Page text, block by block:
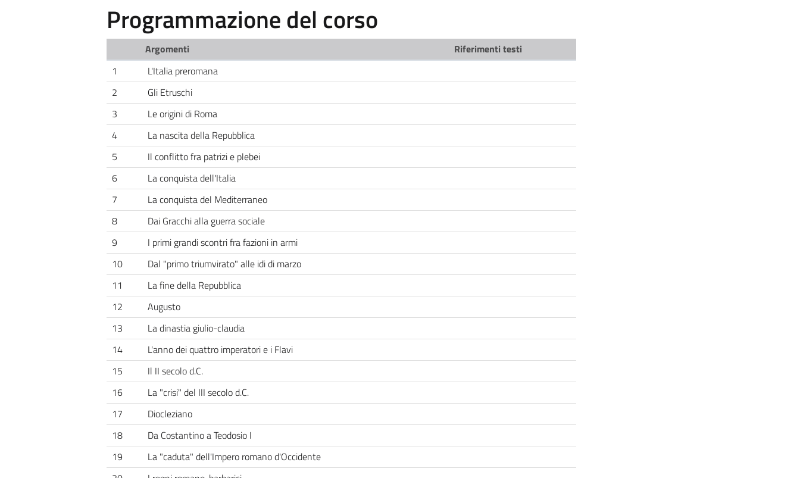
Programmazione del corso
Argomenti
Riferimenti testi
1
L'Italia preromana
2
Gli Etruschi
3
Le origini di Roma
4
La nascita della Repubblica
5
Il conflitto fra patrizi e plebei
6
La conquista dell'Italia
7
La conquista del Mediterraneo
8
Dai Gracchi alla guerra sociale
9
I primi grandi scontri fra fazioni in armi
10
Dal "primo triumvirato" alle idi di marzo
11
La fine della Repubblica
12
Augusto
13
La dinastia giulio-claudia
14
L'anno dei quattro imperatori e i Flavi
15
Il II secolo d.C.
16
La "crisi" del III secolo d.C.
17
Diocleziano
18
Da Costantino a Teodosio I
19
La "caduta" dell'Impero romano d'Occidente